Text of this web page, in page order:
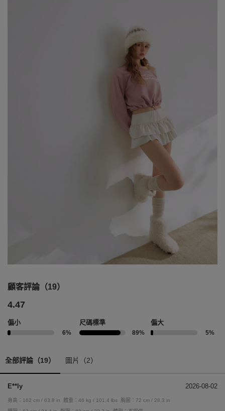
顧客評論（19）
4.47
偏小
6%
尺碼標準
89%
偏大
5%
全部評論（19） 圖片（2）
E**ly 2026-08-02
身高：162 cm / 63.8 in 體重：46 kg / 101.4 lbs
胸圍：72 cm / 28.3 in